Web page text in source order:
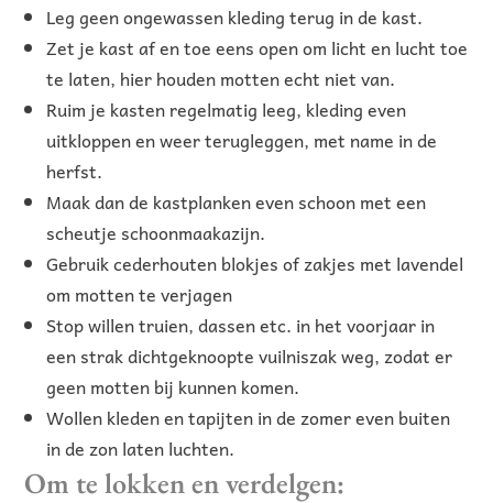
Leg geen ongewassen kleding terug in de kast.
Zet je kast af en toe eens open om licht en lucht toe
te laten, hier houden motten echt niet van.
Ruim je kasten regelmatig leeg, kleding even
uitkloppen en weer terugleggen, met name in de
herfst.
Maak dan de kastplanken even schoon met een
scheutje schoonmaakazijn.
Gebruik cederhouten blokjes of zakjes met lavendel
om motten te verjagen
Stop willen truien, dassen etc. in het voorjaar in
een strak dichtgeknoopte vuilniszak weg, zodat er
geen motten bij kunnen komen.
Wollen kleden en tapijten in de zomer even buiten
in de zon laten luchten.
Om te lokken en verdelgen: